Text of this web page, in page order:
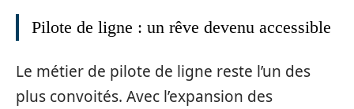
Pilote de ligne : un rêve devenu accessible
Le métier de pilote de ligne reste l’un des
plus convoités. Avec l’expansion des